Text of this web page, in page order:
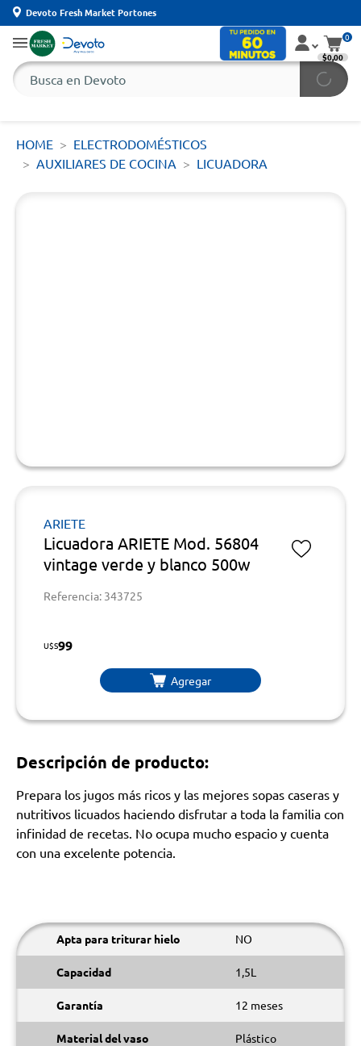
Devoto Fresh Market Portones
0
$0,00
HOME
ELECTRODOMÉSTICOS
AUXILIARES DE COCINA
LICUADORA
ARIETE
Licuadora ARIETE Mod. 56804
vintage verde y blanco 500w
Referencia: 343725
U$S99
Agregar
Descripción de producto:
Prepara los jugos más ricos y las mejores sopas caseras y
nutritivos licuados haciendo disfrutar a toda la familia con
infinidad de recetas. No ocupa mucho espacio y cuenta
con una excelente potencia.
Apta para triturar hielo NO
Capacidad 1,5L
Garantía 12 meses
Material del vaso Plástico